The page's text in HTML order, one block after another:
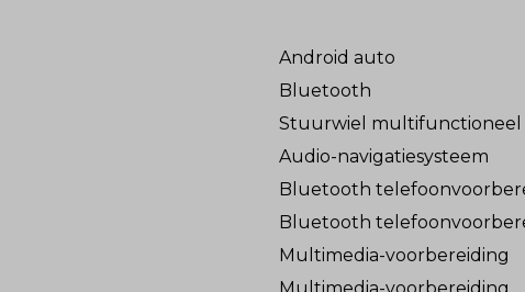
Android auto
Bluetooth
Stuurwiel multifunctioneel
Audio-navigatiesysteem
Bluetooth
Bluetooth
Multimedia-voorbereiding